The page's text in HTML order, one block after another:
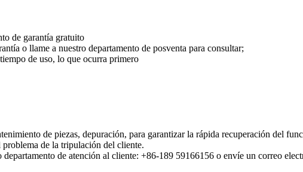
de garantía gratuito
o llame a nuestro departamento de posventa para consultar;
de uso, lo que ocurra primero
de piezas, depuración, para garantizar la rápida recuperación del
de la tripulación del cliente.
de atención al cliente: +86-189 59166156 o envíe un correo